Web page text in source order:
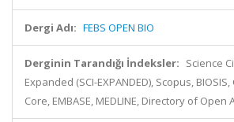
Dergi Adı: FEBS OPEN BIO
Derginin Tarandığı İndeksler: Science
Expanded (SCI-EXPANDED), Scopus,
Core, EMBASE, MEDLINE, Directory of Open